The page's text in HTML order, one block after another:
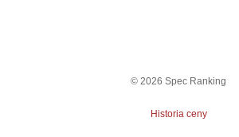
© 2026 Spec Ranking
Historia ceny